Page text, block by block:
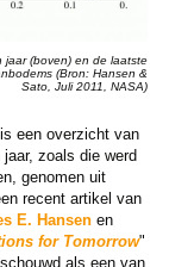
jaar (boven) en de laatste
(Bron: Hansen &
Sato, Juli 2011, NASA)
een overzicht van
zoals die werd
genomen uit
recent artikel van
E. Hansenen
for Tomorrow"
als een van